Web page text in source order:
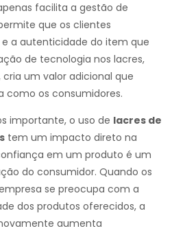
facilita a gestão de
que os clientes
a autenticidade do item que
de tecnologia nos lacres,
um valor adicional que
como os consumidores.
importante, o uso de lacres de
tem um impacto direto na
em um produto é um
do consumidor. Quando os
se preocupa com a
dos produtos oferecidos, a
aumenta